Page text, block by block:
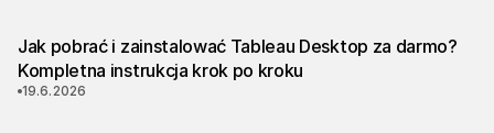
Jak pobrać i zainstalować Tableau Desktop za darmo?
Kompletna instrukcja krok po kroku
19.6.2026